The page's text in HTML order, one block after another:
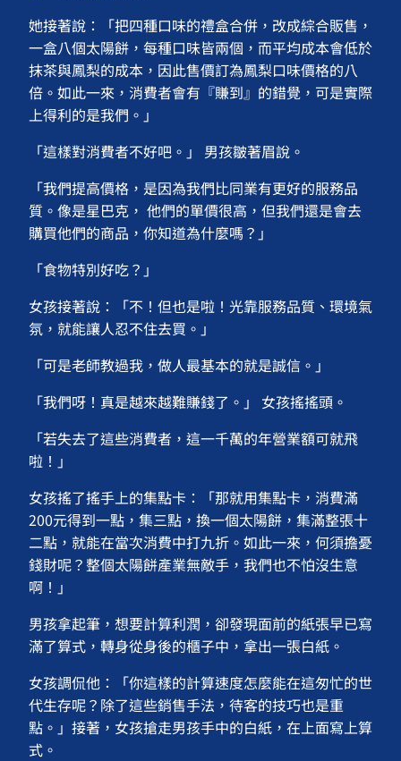
她接著說：「把四種口味的禮盒合併，改成綜合販售，
一盒八個太陽餅，每種口味皆兩個，而平均成本會低於
抹茶與鳳梨的成本，因此售價訂為鳳梨口味價格的八
倍。如此一來，消費者會有『賺到』的錯覺，可是實際
上得利的是我們。」
「這樣對消費者不好吧。」 男孩皺著眉說。
「我們提高價格，是因為我們比同業有更好的服務品
質。像是星巴克， 他們的單價很高，但我們還是會去
購買他們的商品，你知道為什麼嗎？」
「食物特別好吃？」
女孩接著說：「不！但也是啦！光靠服務品質、環境氣
氛，就能讓人忍不住去買。」
「可是老師教過我，做人最基本的就是誠信。」
「我們呀！真是越來越難賺錢了。」 女孩搖搖頭。
「若失去了這些消費者，這一千萬的年營業額可就飛
啦！」
女孩搖了搖手上的集點卡：「那就用集點卡，消費滿
200元得到一點，集三點，換一個太陽餅，集滿整張十
二點，就能在當次消費中打九折。如此一來，何須擔憂
錢財呢？整個太陽餅產業無敵手，我們也不怕沒生意
啊！」
男孩拿起筆，想要計算利潤，卻發現面前的紙張早已寫
滿了算式，轉身從身後的櫃子中，拿出一張白紙。
女孩調侃他：「你這樣的計算速度怎麼能在這匆忙的世
代生存呢？除了這些銷售手法，待客的技巧也是重
點。」接著，女孩搶走男孩手中的白紙，在上面寫上算
式。